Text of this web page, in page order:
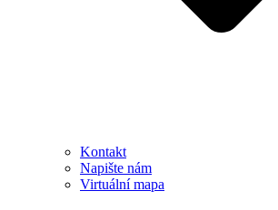
Kontakt
Napište nám
Virtuální mapa